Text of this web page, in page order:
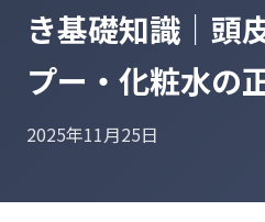
き基礎知識｜頭
プー・化粧水の
2025年11月25日